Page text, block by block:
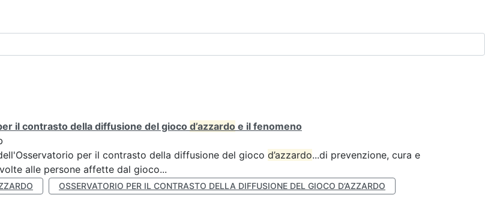
il contrasto della diffusione del giocod’azzardo e il fenomeno
per il contrasto della diffusione del gioco d’azzardo...di prevenzione, cura e
alle persone affette dal gioco...
OSSERVATORIO PER IL CONTRASTO DELLA DIFFUSIONE DEL GIOCO D’AZZARDO